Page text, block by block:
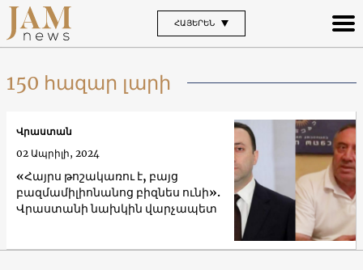
ՀԱՅԵՐԵՆ
150 հազար լարի
«Հայրս թոշակառու է, բայց
բազմամիլիոնանոց բիզնես ունի».
Վրաստանի նախկին վարչապետ
Վրաստան
02 Ապրիլի, 2024